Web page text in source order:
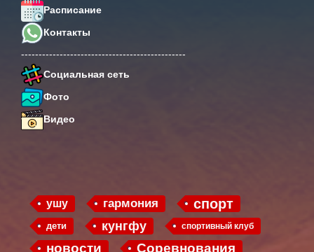
Расписание
Контакты
-----------------------------------------------
Социальная сеть
Фото
Видео
ушу гармония спорт
дети кунгфу спортивный клуб
новости Соревнования